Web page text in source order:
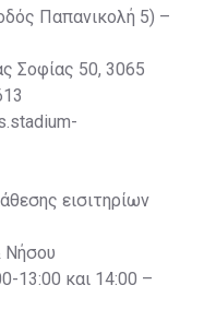
Παπανικολή 5) –
Σοφίας 50, 3065
εισιτηρίων
Νήσου
13:00 και 14:00 –